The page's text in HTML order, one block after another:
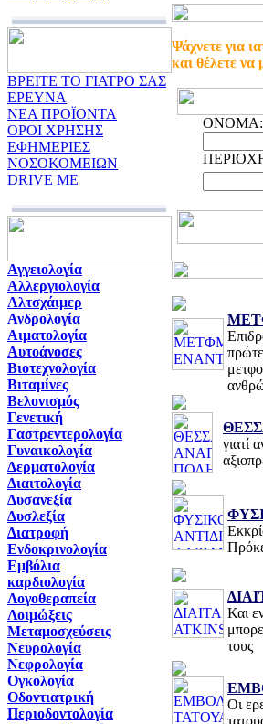
ΒΡΕΙΤΕ ΤΟ ΓΙΑΤΡΟ ΣΑΣ
ΕΡΕΥΝΑ
ΝΕΑ ΠΡΟΪΟΝΤΑ
ΟΡΟΙ ΧΡΗΣΗΣ
ΕΦΗΜΕΡΙΕΣ
ΝΟΣΟΚΟΜΕΙΩΝ
DRIVE ME
Αγγειολογία
Αλλεργιολογία
Αλτσχάιμερ
Ανδρολογία
Αιματολογία
Αυτοάνοσες
Βιοτεχνολογία
Βιταμίνες
Βελονισμός
Γενετική
Γαστρεντερολογία
Γυναικολογία
Δερματολογία
Διαιτολογία
Δυσανεξία
Δυσλεξία
Διατροφή
Ενδοκρινολογία
Εμβόλια
καρδιολογία
Λογοθεραπεία
Λοιμώξεις
Μεταμοσχεύσεις
Νευρολογία
Νεφρολογία
Ογκολογία
Οδοντιατρική
Περιοδοντολογία
Ψάχνετε για
και θέλετε να
ONOMA:
γιατί
Και
τους
Oι